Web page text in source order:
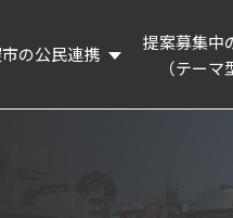
の公民連携
提案募集中
（テーマ